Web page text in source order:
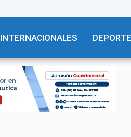
INTERNACIONALES